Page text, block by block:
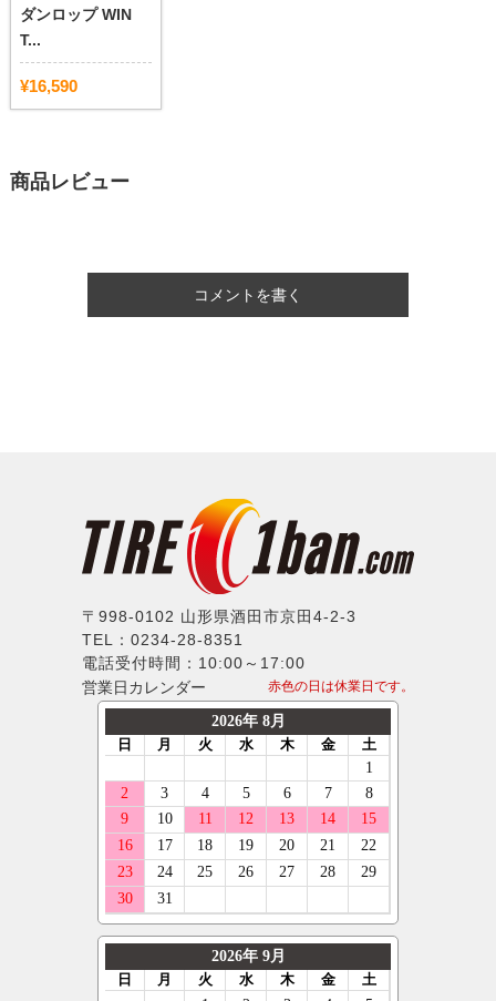
ダンロップ WIN
T...
¥16,590
商品レビュー
コメントを書く
〒998-0102 山形県酒田市京田4-2-3
TEL：0234-28-8351
電話受付時間：10:00～17:00
営業日カレンダー
赤色の日は休業日です。